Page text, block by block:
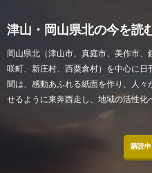
津山・岡山県北の今を読
岡山県北（津山市、真庭市、美作市
咲町、新庄村、西粟倉村）を中心に
聞は、感動あふれる紙面を作り、人
せるように東奔西走し、地域の活性化
購読